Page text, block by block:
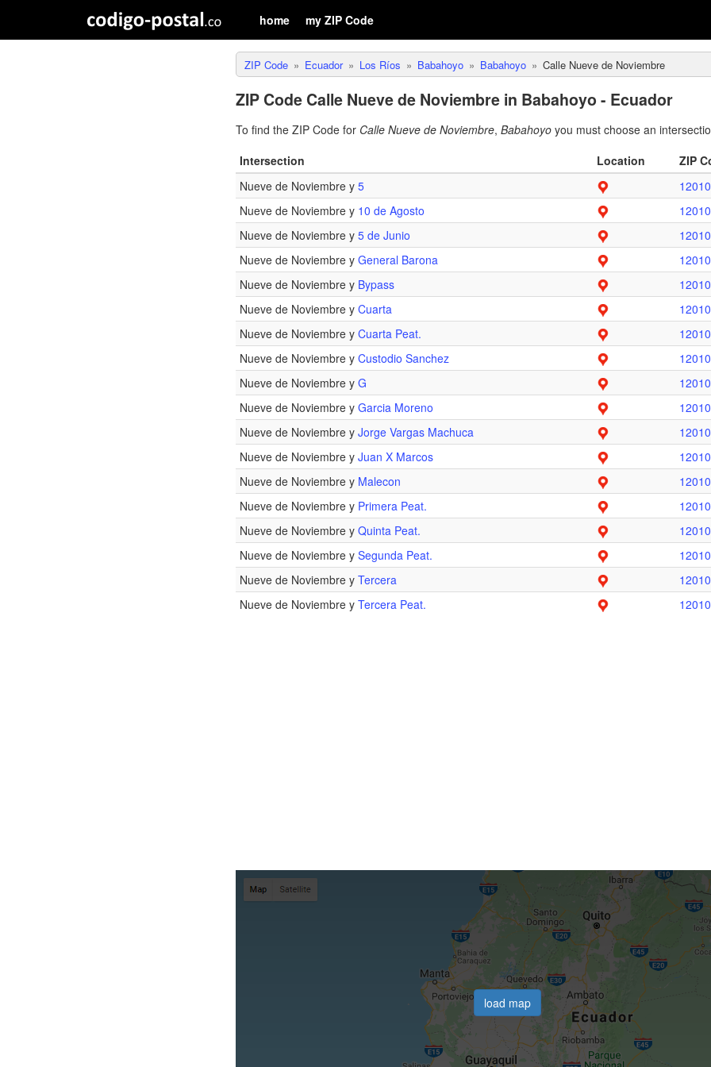
home my ZIP Code
ZIP Code Ecuador Los Ríos Babahoyo Babahoyo Calle Nueve de Noviembre
ZIP Code Calle Nueve de Noviembre in Babahoyo - Ecuador
To find the ZIP Code for Calle Nueve de Noviembre, Babahoyo you must choose an
Intersection
Location ZIP
Nueve de Noviembre y 5
Nueve de Noviembre y 10 de Agosto
Nueve de Noviembre y 5 de Junio
Nueve de Noviembre y General Barona
Nueve de Noviembre y Bypass
Nueve de Noviembre y Cuarta
Nueve de Noviembre y Cuarta Peat.
Nueve de Noviembre y Custodio Sanchez
Nueve de Noviembre y G
Nueve de Noviembre y Garcia Moreno
Nueve de Noviembre y Jorge Vargas Machuca
Nueve de Noviembre y Juan X Marcos
Nueve de Noviembre y Malecon
Nueve de Noviembre y Primera Peat.
Nueve de Noviembre y Quinta Peat.
Nueve de Noviembre y Segunda Peat.
Nueve de Noviembre y Tercera
Nueve de Noviembre y Tercera Peat.
load map